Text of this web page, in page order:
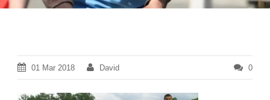
01 Mar 2018 David 0